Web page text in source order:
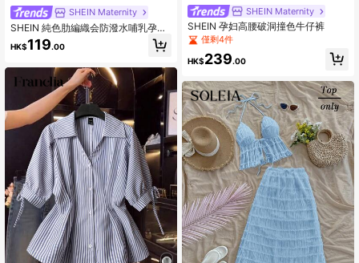
SHEIN Maternity
SHEIN 純色肋編織会防潑水哺乳孕婦t
HK$119.00
SHEIN Maternity
SHEIN 孕妇高腰破洞撞色牛仔裤
僅剩4件
HK$239.00